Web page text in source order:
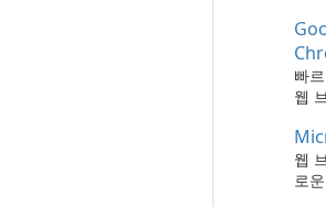
최
하
때
다!
빠
웹
웹
로